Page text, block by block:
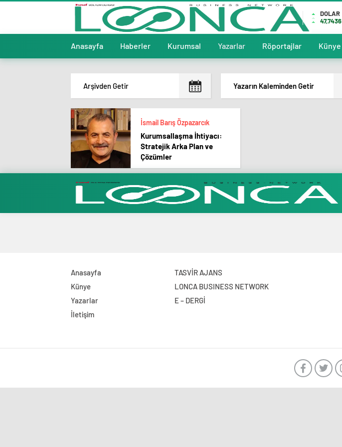
DOLAR
47,7436
Anasayfa Haberler Kurumsal Yazarlar Röportajlar Künye
Yazarın Kaleminden Getir
İsmail Barış Özpazarcık
Kurumsallaşma İhtiyacı:
Stratejik Arka Plan ve
Çözümler
Anasayfa
Künye
Yazarlar
İletişim
TASVİR AJANS
LONCA BUSINESS NETWORK
E – DERGİ